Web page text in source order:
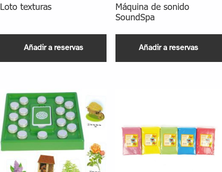
Loto texturas
Añadir a reservas
Máquina de sonido
SoundSpa
Añadir a reservas